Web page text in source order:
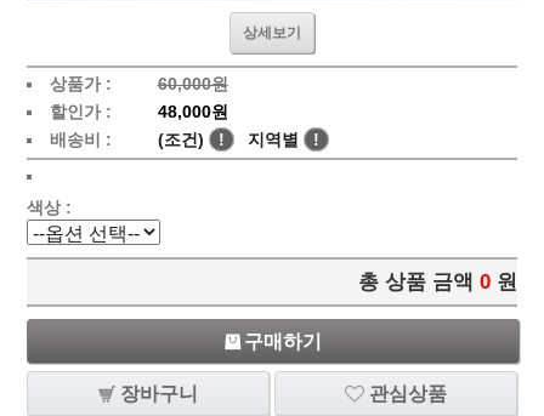
상세보기
상품가 :
60,000원
할인가 :
48,000원
배송비 :
(조건) ! 지역별 !
색상 :
총 상품 금액 0 원
구매하기
장바구니 관심상품